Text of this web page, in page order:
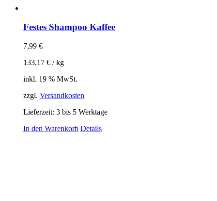
Festes Shampoo Kaffee
7,99 €
133,17 € /kg
inkl. 19 % MwSt.
zzgl. Versandkosten
Lieferzeit: 3 bis 5 Werktage
In den Warenkorb Details